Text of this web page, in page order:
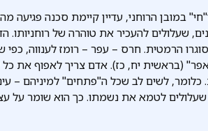
במובן הרוחני, עדיין קיימת סכנה פגיעה
שעלולים להעכיר את טוהרה של רוחניותו.
הרמטית. חרס – עפר – רומז לענווה,
(בראשית יח, כז). אדם צריך לאפוף את כל
לשים לב שכל ה"פתחים" למיניהם –
שעלולים לטמא את נשמתו. כך הוא שומר על